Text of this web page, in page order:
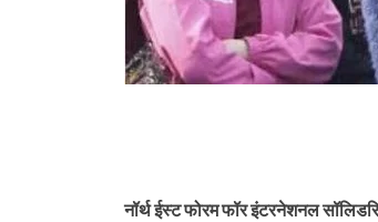
नॉर्थ ईस्ट फोरम फॉर इंटरनेशनल